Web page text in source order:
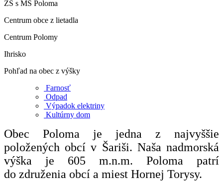
ZŠ s MŠ Poloma
Centrum obce z lietadla
Centrum Polomy
Ihrisko
Pohľad na obec z výšky
Farnosť
Odpad
Výpadok elektriny
Kultúrny dom
Obec Poloma je jedna z najvyššie
položených obcí v Šariši. Naša nadmorská
výška je 605 m.n.m. Poloma patrí
do združenia obcí a miest Hornej Torysy.